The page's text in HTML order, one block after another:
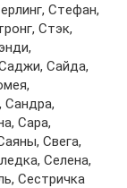
Стeфaн,
Стэк,
Сaйдa,
Сaндрa,
Сaрa,
Свeгa,
Сeлeнa,
Ceстричкa